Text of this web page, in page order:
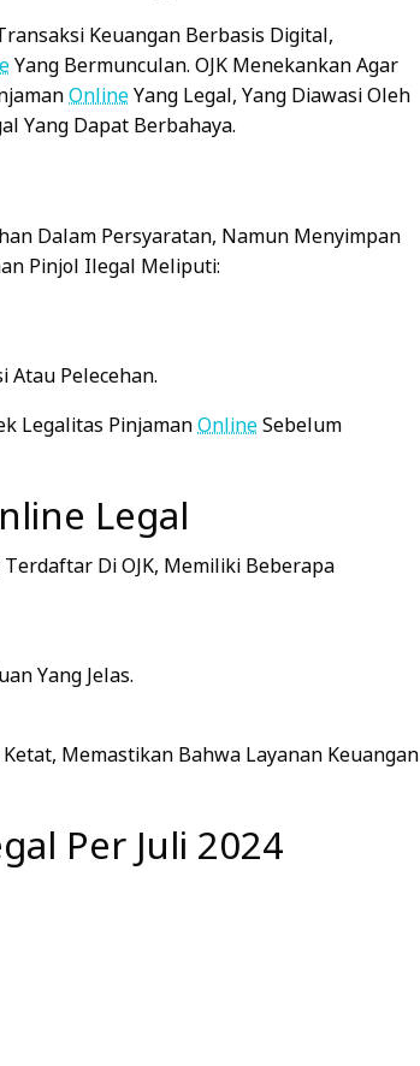
Keuangan Berbasis Digital,
Yang Bermunculan. OJK Menekankan Agar
OnlineYang Legal, Yang Diawasi Oleh
Yang Dapat Berbahaya.
Dalam Persyaratan, Namun Menyimpan
Pinjol Ilegal Meliputi:
Atau Pelecehan.
Legalitas PinjamanOnlineSebelum
Legal
Terdaftar Di OJK, Memiliki Beberapa
Yang Jelas.
Memastikan Bahwa Layanan Keuangan
Per Juli 2024